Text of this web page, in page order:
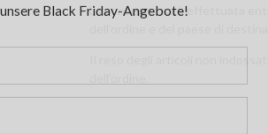
La consegna sarà effettuata
dell’ordine e del paese di
Il reso degli articoli non